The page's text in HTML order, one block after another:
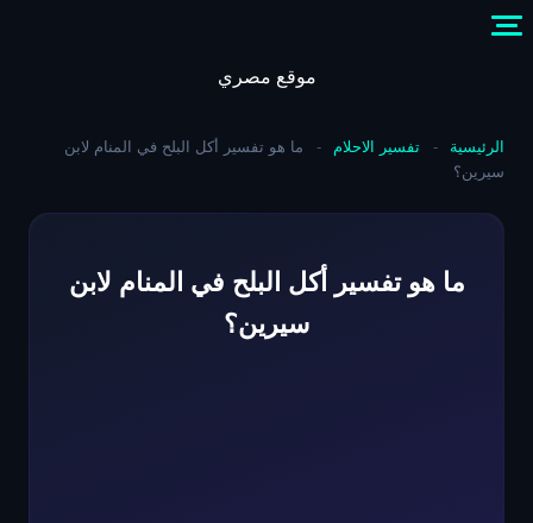
موقع مصري
الرئيسية - تفسير الاحلام -
ما هو تفسير أكل البلح في المنام لابن
سيرين؟
ما هو تفسير أكل البلح في المنام لابن
سيرين؟